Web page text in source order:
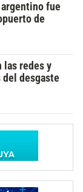
fue
de
las redes y
desgaste